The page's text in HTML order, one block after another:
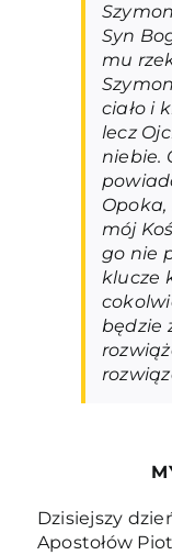
Syn
mu
ciało i
lecz
niebie.
mój
go nie
klucze
będzie
Dzisiejszy
Apostołów